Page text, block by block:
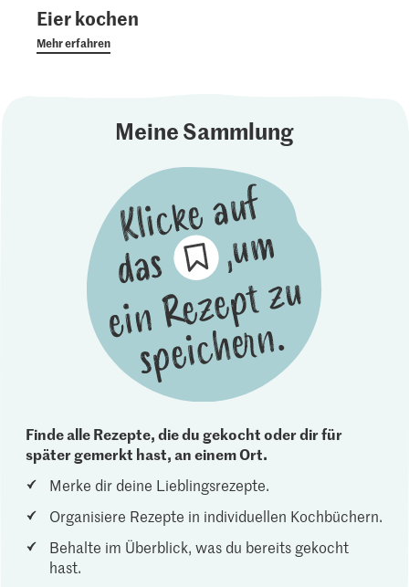
Eier kochen
Mehr erfahren
Meine Sammlung
Finde alle Rezepte, die du gekocht oder dir für
später gemerkt hast, an einem Ort.
Merke dir deine Lieblingsrezepte.
Organisiere Rezepte in individuellen Kochbüchern.
Behalte im Überblick, was du bereits gekocht
hast.